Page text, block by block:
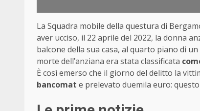
La Squadra mobile della questura di
aver ucciso, il 22 aprile del 2022, la donna
balcone della sua casa, al quarto piano di
morte dell’anziana era stata classificata
È così emerso che il giorno del delitto la
bancomat e prelevato duemila euro: